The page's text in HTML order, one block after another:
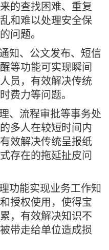
的查找困难、重复
和难以处理安全保
问题。
知、公文发布、短信
等功能可实现瞬间
员，有效解决传统
费力等问题。
、流程审批等事务处
多人在较短时间内
效解决传统呈报纸
存在的拖延扯皮问
功能实现业务工作知
授权使用，使得宝
，有效解决知识不
带走给单位造成损